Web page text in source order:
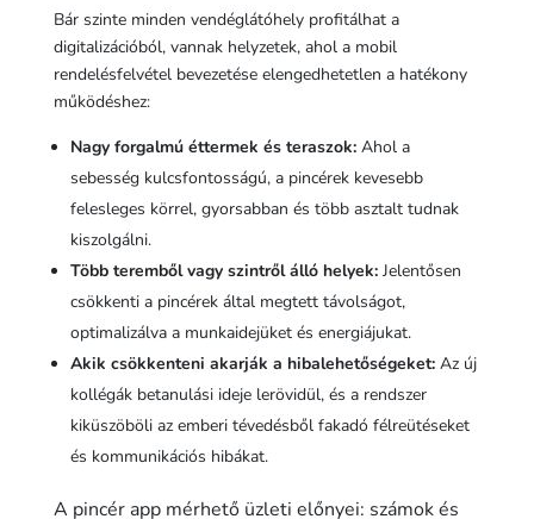
Bár szinte minden vendéglátóhely profitálhat a
digitalizációból, vannak helyzetek, ahol a mobil
rendelésfelvétel bevezetése elengedhetetlen a hatékony
működéshez:
Nagy forgalmú éttermek és teraszok:Ahol a
sebesség kulcsfontosságú, a pincérek kevesebb
felesleges körrel, gyorsabban és több asztalt tudnak
kiszolgálni.
Több teremből vagy szintről álló helyek:Jelentősen
csökkenti a pincérek által megtett távolságot,
optimalizálva a munkaidejüket és energiájukat.
Akik csökkenteni akarják a hibalehetőségeket:Az új
kollégák betanulási ideje lerövidül, és a rendszer
kiküszöböli az emberi tévedésből fakadó félreütéseket
és kommunikációs hibákat.
A pincér app mérhető üzleti előnyei: számok és